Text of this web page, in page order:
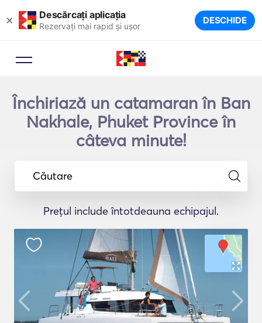
× Descărcați aplicația
Rezervați mai rapid și ușor DESCHIDE
Închiriază un catamaran în Ban
Nakhale, Phuket Province în
câteva minute!
Căutare
Prețul include întotdeauna echipajul.